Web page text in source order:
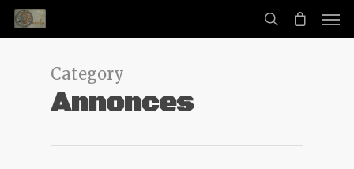
Category
Annonces